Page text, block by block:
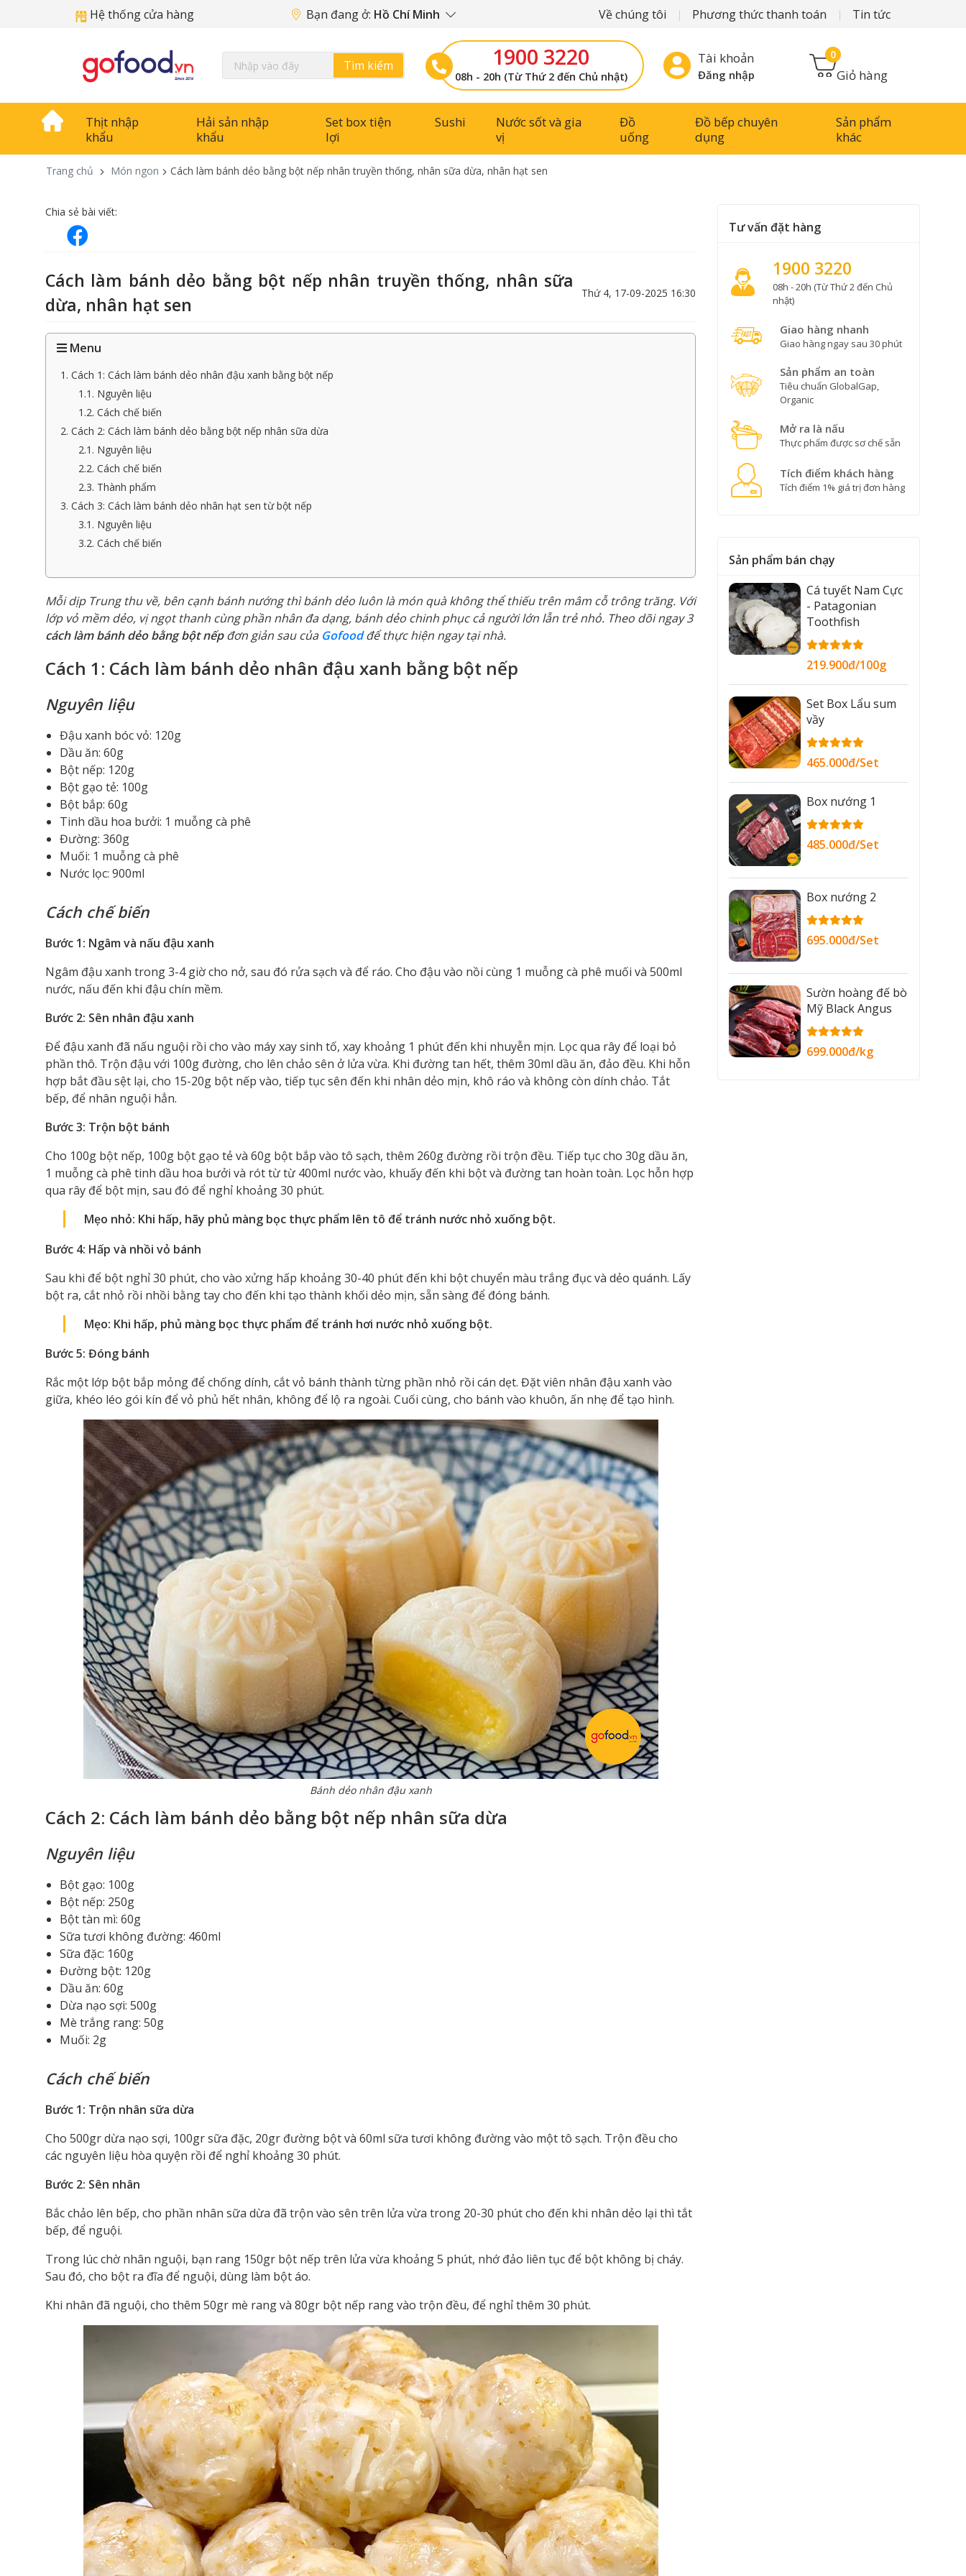
Hệ thống cửa hàng Bạn đang ở: Hồ Chí Minh Về chúng tôi Phương thức thanh toán Tin tức
Tìm kiếm 1900 3220
08h - 20h (Từ Thứ 2 đến Chủ nhật)
Tài khoản
Đăng nhập Giỏ hàng
0
Thịt nhập
khẩu
Hải sản nhập
khẩu
Set box tiện
lợi
Sushi
Nước sốt và gia
vị
Đồ
uống
Đồ bếp chuyên
dụng
Sản phẩm
khác
Trang chủ Món ngon Cách làm bánh dẻo bằng bột nếp nhân truyền thống, nhân sữa dừa, nhân hạt sen
Chia sẻ bài viết:
Cách làm bánh dẻo bằng bột nếp nhân truyền thống, nhân sữa
dừa, nhân hạt sen
Thứ 4, 17-09-2025 16:30
Menu
1. Cách 1: Cách làm bánh dẻo nhân đậu xanh bằng bột nếp
1.1. Nguyên liệu
1.2. Cách chế biến
2. Cách 2: Cách làm bánh dẻo bằng bột nếp nhân sữa dừa
2.1. Nguyên liệu
2.2. Cách chế biến
2.3. Thành phẩm
3. Cách 3: Cách làm bánh dẻo nhân hạt sen từ bột nếp
3.1. Nguyên liệu
3.2. Cách chế biến
Mỗi dịp Trung thu về, bên cạnh bánh nướng thì bánh dẻo luôn là món quà không thể thiếu trên mâm cỗ trông trăng. Với
lớp vỏ mềm dẻo, vị ngọt thanh cùng phần nhân đa dạng, bánh dẻo chinh phục cả người lớn lẫn trẻ nhỏ. Theo dõi ngay 3
cách làm bánh dẻo bằng bột nếpđơn giản sau của Gofoodđể thực hiện ngay tại nhà.
Cách 1: Cách làm bánh dẻo nhân đậu xanh bằng bột nếp
Nguyên liệu
Đậu xanh bóc vỏ: 120g
Dầu ăn: 60g
Bột nếp: 120g
Bột gạo tẻ: 100g
Bột bắp: 60g
Tinh dầu hoa bưởi: 1 muỗng cà phê
Đường: 360g
Muối: 1 muỗng cà phê
Nước lọc: 900ml
Cách chế biến
Bước 1: Ngâm và nấu đậu xanh
Ngâm đậu xanh trong 3-4 giờ cho nở, sau đó rửa sạch và để ráo. Cho đậu vào nồi cùng 1 muỗng cà phê muối và 500ml
nước, nấu đến khi đậu chín mềm.
Bước 2: Sên nhân đậu xanh
Để đậu xanh đã nấu nguội rồi cho vào máy xay sinh tố, xay khoảng 1 phút đến khi nhuyễn mịn. Lọc qua rây để loại bỏ
phần thô. Trộn đậu với 100g đường, cho lên chảo sên ở lửa vừa. Khi đường tan hết, thêm 30ml dầu ăn, đảo đều. Khi hỗn
hợp bắt đầu sệt lại, cho 15-20g bột nếp vào, tiếp tục sên đến khi nhân dẻo mịn, khô ráo và không còn dính chảo. Tắt
bếp, để nhân nguội hẳn.
Bước 3: Trộn bột bánh
Cho 100g bột nếp, 100g bột gạo tẻ và 60g bột bắp vào tô sạch, thêm 260g đường rồi trộn đều. Tiếp tục cho 30g dầu ăn,
1 muỗng cà phê tinh dầu hoa bưởi và rót từ từ 400ml nước vào, khuấy đến khi bột và đường tan hoàn toàn. Lọc hỗn hợp
qua rây để bột mịn, sau đó để nghỉ khoảng 30 phút.
Mẹo nhỏ: Khi hấp, hãy phủ màng bọc thực phẩm lên tô để tránh nước nhỏ xuống bột.
Bước 4: Hấp và nhồi vỏ bánh
Sau khi để bột nghỉ 30 phút, cho vào xửng hấp khoảng 30-40 phút đến khi bột chuyển màu trắng đục và dẻo quánh. Lấy
bột ra, cắt nhỏ rồi nhồi bằng tay cho đến khi tạo thành khối dẻo mịn, sẵn sàng để đóng bánh.
Mẹo: Khi hấp, phủ màng bọc thực phẩm để tránh hơi nước nhỏ xuống bột.
Bước 5: Đóng bánh
Rắc một lớp bột bắp mỏng để chống dính, cắt vỏ bánh thành từng phần nhỏ rồi cán dẹt. Đặt viên nhân đậu xanh vào
giữa, khéo léo gói kín để vỏ phủ hết nhân, không để lộ ra ngoài. Cuối cùng, cho bánh vào khuôn, ấn nhẹ để tạo hình.
Bánh dẻo nhân đậu xanh
Cách 2: Cách làm bánh dẻo bằng bột nếp nhân sữa dừa
Nguyên liệu
Bột gạo: 100g
Bột nếp: 250g
Bột tàn mì: 60g
Sữa tươi không đường: 460ml
Sữa đặc: 160g
Đường bột: 120g
Dầu ăn: 60g
Dừa nạo sợi: 500g
Mè trắng rang: 50g
Muối: 2g
Cách chế biến
Bước 1: Trộn nhân sữa dừa
Cho 500gr dừa nạo sợi, 100gr sữa đặc, 20gr đường bột và 60ml sữa tươi không đường vào một tô sạch. Trộn đều cho
các nguyên liệu hòa quyện rồi để nghỉ khoảng 30 phút.
Bước 2: Sên nhân
Bắc chảo lên bếp, cho phần nhân sữa dừa đã trộn vào sên trên lửa vừa trong 20-30 phút cho đến khi nhân dẻo lại thì tắt
bếp, để nguội.
Trong lúc chờ nhân nguội, bạn rang 150gr bột nếp trên lửa vừa khoảng 5 phút, nhớ đảo liên tục để bột không bị cháy.
Sau đó, cho bột ra đĩa để nguội, dùng làm bột áo.
Khi nhân đã nguội, cho thêm 50gr mè rang và 80gr bột nếp rang vào trộn đều, để nghỉ thêm 30 phút.
Tư vấn đặt hàng
1900 3220
08h - 20h (Từ Thứ 2 đến Chủ
nhật)
Giao hàng nhanh
Giao hàng ngay sau 30 phút
Sản phẩm an toàn
Tiêu chuẩn GlobalGap,
Organic
Mở ra là nấu
Thực phẩm được sơ chế sẵn
Tích điểm khách hàng
Tích điểm 1% giá trị đơn hàng
Sản phẩm bán chạy
Cá tuyết Nam Cực
- Patagonian
Toothfish
219.900đ/100g
Set Box Lẩu sum
vầy
465.000đ/Set
Box nướng 1
485.000đ/Set
Box nướng 2
695.000đ/Set
Sườn hoàng đế bò
Mỹ Black Angus
699.000đ/kg